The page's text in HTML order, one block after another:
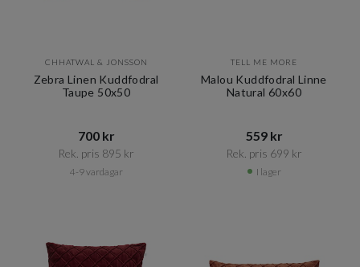
CHHATWAL & JONSSON
Zebra Linen Kuddfodral
Taupe 50x50
700 kr​​
Rek. pris 895 kr​​
4-9 vardagar
TELL ME MORE
Malou Kuddfodral Linne
Natural 60x60
559 kr​​
Rek. pris 699 kr​​
I lager